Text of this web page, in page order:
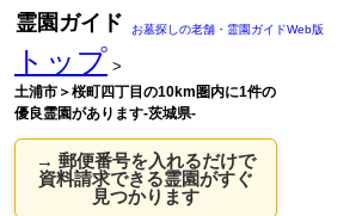
霊園ガイド お墓探しの老舗・霊園ガイドWeb版
トップ >
土浦市＞桜町四丁目の10km圏内に1件の
優良霊園があります-茨城県-
→ 郵便番号を入れるだけで
資料請求できる霊園がすぐ
見つかります